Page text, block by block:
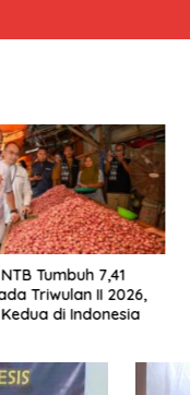
M. Nasib Ikroman,
Gratifikasi “Uang
NTB Kandas di